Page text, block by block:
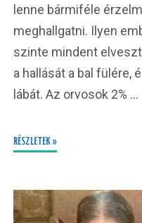
lenne bármiféle
meghallgatni. Ilyen
szinte mindent
a hallását a bal fülére,
lábát. Az orvosok 2% …
RÉSZLETEK »